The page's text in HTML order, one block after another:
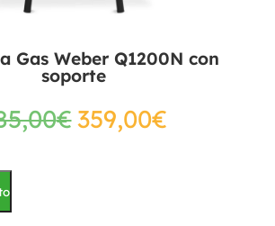
Gas Weber Q1200N con
soporte
€359,00€